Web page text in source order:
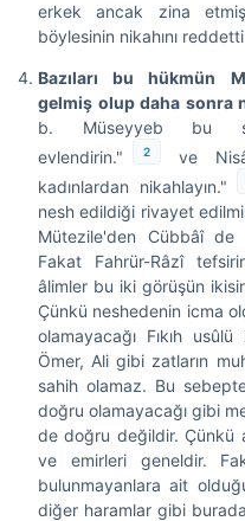
erkek ancak zina
böylesinin nikahını
Bazıları bu hükmün
gelmiş olup daha sonra
b. Müseyyeb bu
evlendirin."
2
ve
kadınlardan nikahlayın."
nesh edildiği rivayet
Mütezile'den Cübbâî
Fakat Fahrür-Râzî
âlimler bu iki görüşün
Çünkü neshedenin icma
olamayacağı Fıkıh
Ömer, Ali gibi zatların
sahih olamaz. Bu
doğru olamayacağı gibi
de doğru değildir. Çünkü
ve emirleri geneldir.
bulunmayanlara ait
diğer haramlar gibi